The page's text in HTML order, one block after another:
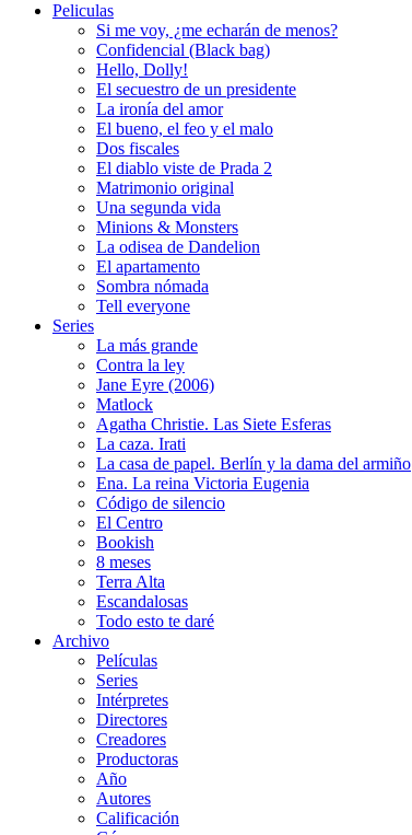
Peliculas
Si me voy, ¿me echarán de menos?
Confidencial (Black bag)
Hello, Dolly!
El secuestro de un presidente
La ironía del amor
El bueno, el feo y el malo
Dos fiscales
El diablo viste de Prada 2
Matrimonio original
Una segunda vida
Minions & Monsters
La odisea de Dandelion
El apartamento
Sombra nómada
Tell everyone
Series
La más grande
Contra la ley
Jane Eyre (2006)
Matlock
Agatha Christie. Las Siete Esferas
La caza. Irati
La casa de papel. Berlín y la dama del armiño
Ena. La reina Victoria Eugenia
Código de silencio
El Centro
Bookish
8 meses
Terra Alta
Escandalosas
Todo esto te daré
Archivo
Películas
Series
Intérpretes
Directores
Creadores
Productoras
Año
Autores
Calificación